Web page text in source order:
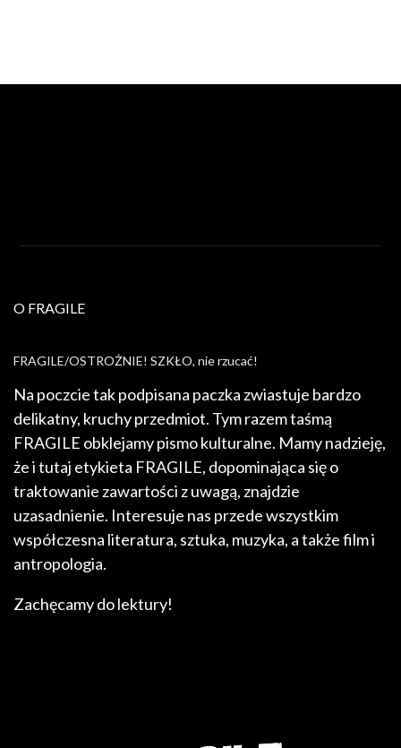
O FRAGILE
FRAGILE/OSTROŻNIE! SZKŁO, nie rzucać!
Na poczcie tak podpisana paczka zwiastuje bardzo
delikatny, kruchy przedmiot. Tym razem taśmą
FRAGILE obklejamy pismo kulturalne. Mamy nadzieję,
że i tutaj etykieta FRAGILE, dopominająca się o
traktowanie zawartości z uwagą, znajdzie
uzasadnienie. Interesuje nas przede wszystkim
współczesna literatura, sztuka, muzyka, a także film i
antropologia.
Zachęcamy do lektury!